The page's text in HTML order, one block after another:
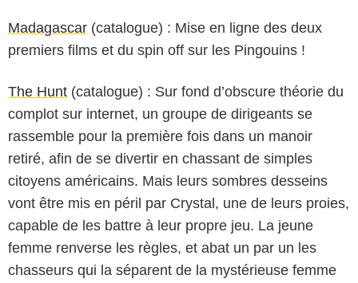
Madagascar (catalogue) : Mise en ligne des deux
premiers films et du spin off sur les Pingouins !
The Hunt (catalogue) : Sur fond d’obscure théorie du
complot sur internet, un groupe de dirigeants se
rassemble pour la première fois dans un manoir
retiré, afin de se divertir en chassant de simples
citoyens américains. Mais leurs sombres desseins
vont être mis en péril par Crystal, une de leurs proies,
capable de les battre à leur propre jeu. La jeune
femme renverse les règles, et abat un par un les
chasseurs qui la séparent de la mystérieuse femme